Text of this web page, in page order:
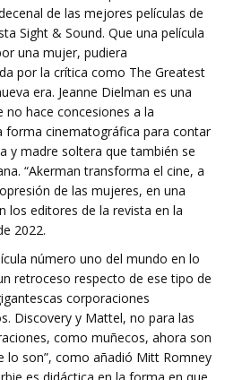
de las mejores películas de
Sight & Sound. Que una película
una mujer, pudiera
por la crítica como The Greatest
era. Jeanne Dielman es una
no hace concesiones a la
forma cinematográfica para contar
y madre soltera que también se
“Akerman transforma el cine, a
de las mujeres, en una
los editores de la revista en la
2022.
número uno del mundo en lo
retroceso respecto de ese tipo de
corporaciones
Discovery y Mattel, no para las
como muñecos, ahora son
lo son”, como añadió Mitt Romney